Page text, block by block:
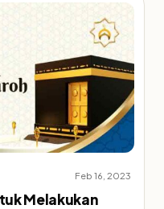
Feb 16, 2023
Melakukan